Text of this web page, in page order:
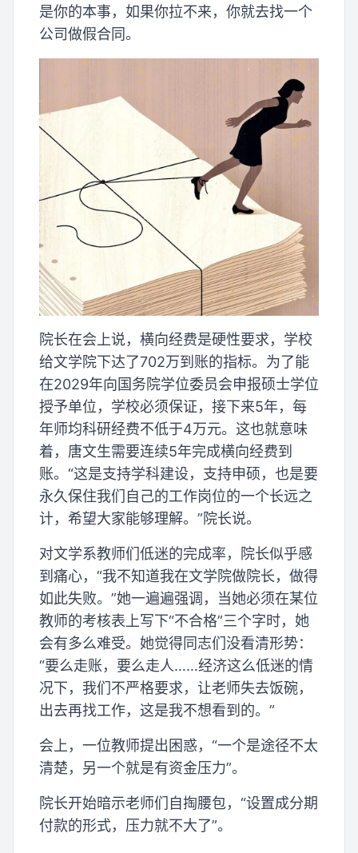
是你的本事，如果你拉不来，你就去找一个
公司做假合同。
院长在会上说，横向经费是硬性要求，学校
给文学院下达了702万到账的指标。为了能
在2029年向国务院学位委员会申报硕士学位
授予单位，学校必须保证，接下来5年，每
年师均科研经费不低于4万元。这也就意味
着，唐文生需要连续5年完成横向经费到
账。“这是支持学科建设，支持申硕，也是要
永久保住我们自己的工作岗位的一个长远之
计，希望大家能够理解。”院长说。
对文学系教师们低迷的完成率，院长似乎感
到痛心，“我不知道我在文学院做院长，做得
如此失败。”她一遍遍强调，当她必须在某位
教师的考核表上写下“不合格”三个字时，她
会有多么难受。她觉得同志们没看清形势：
“要么走账，要么走人……经济这么低迷的情
况下，我们不严格要求，让老师失去饭碗，
出去再找工作，这是我不想看到的。”
会上，一位教师提出困惑，“一个是途径不太
清楚，另一个就是有资金压力”。
院长开始暗示老师们自掏腰包，“设置成分期
付款的形式，压力就不大了”。